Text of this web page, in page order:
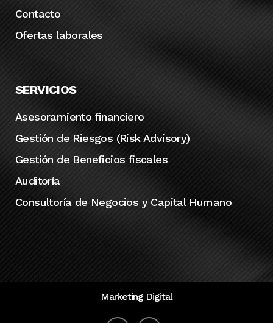
Contacto
Ofertas laborales
SERVICIOS
Asesoramiento financiero
Gestión de Riesgos (Risk Advisory)
Gestión de Beneficios fiscales
Auditoría
Consultoría de Negocios y Capital Humano
Marketing Digital